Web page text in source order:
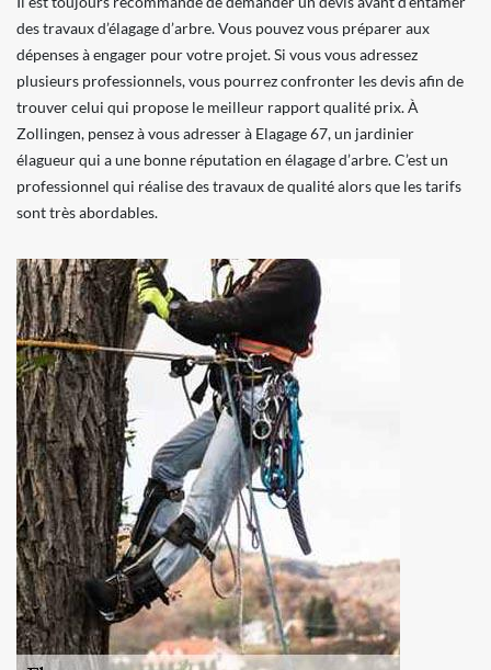
des travaux d’élagage d’arbre. Vous pouvez vous préparer aux
dépenses à engager pour votre projet. Si vous vous adressez
plusieurs professionnels, vous pourrez confronter les devis afin de
trouver celui qui propose le meilleur rapport qualité prix. À
Zollingen, pensez à vous adresser à Elagage 67, un jardinier
élagueur qui a une bonne réputation en élagage d’arbre. C’est un
professionnel qui réalise des travaux de qualité alors que les tarifs
sont très abordables.